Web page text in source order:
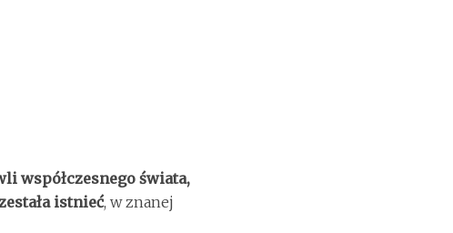
współczesnego świata,
istnieć, w znanej